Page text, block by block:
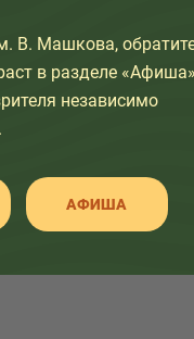
В. Машкова,
в разделе
независимо
АФИША